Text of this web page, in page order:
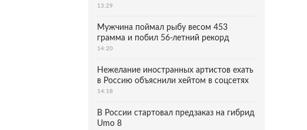
13:29
Мужчина поймал рыбу весом 453
грамма и побил 56-летний рекорд
14:20
Нежелание иностранных артистов ехать
в Россию объяснили хейтом в соцсетях
14:18
В России стартовал предзаказ на гибрид
Umo 8